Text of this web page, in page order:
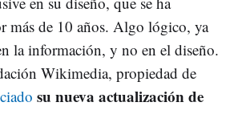
más de 10 años. Algo lógico, ya
la información, y no en el diseño.
Wikimedia, propiedad de
su nueva actualización de